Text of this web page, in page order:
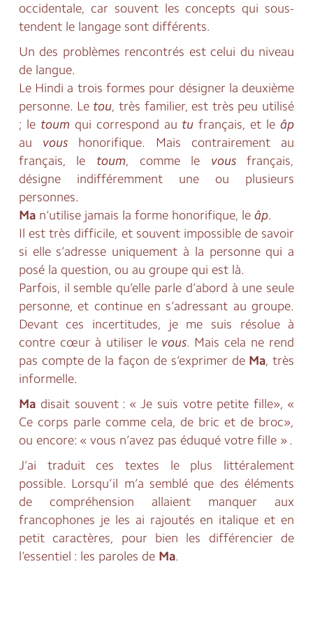
occidentale, car souvent les concepts qui sous-
tendent le langage sont différents.
Un des problèmes rencontrés est celui du niveau
de langue.
Le Hindi a trois formes pour désigner la deuxième
personne. Le tou, très familier, est très peu utilisé
; le toum qui correspond au tu français, et leâp
au vous honorifique. Mais contrairement au
français, le toum, comme le vousfrançais,
désigne indifféremment une ou plusieurs
personnes.
Man’utilise jamais la forme honorifique, le âp.
Il est très difficile, et souvent impossible de savoir
si elle s’adresse uniquement à la personne qui a
posé la question, ou au groupe qui est là.
Parfois, il semble qu’elle parle d’abord à une seule
personne, et continue en s’adressant au groupe.
Devant ces incertitudes, je me suis résolue à
contre cœur à utiliser le vous. Mais cela ne rend
pas compte de la façon de s’exprimer de Ma, très
informelle.
Madisait souvent : « Je suis votre petite fille», «
Ce corps parle comme cela, de bric et de broc»,
ou encore: « vous n’avez pas éduqué votre fille » .
J’ai traduit ces textes le plus littéralement
possible. Lorsqu’il m’a semblé que des éléments
de compréhension allaient manquer aux
francophones je les ai rajoutés en italique et en
petit caractères, pour bien les différencier de
l’essentiel : les paroles de Ma.